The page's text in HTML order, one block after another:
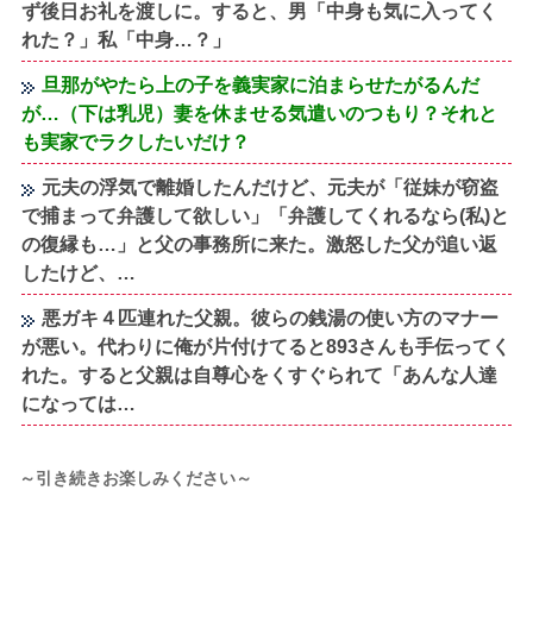
ず後日お礼を渡しに。すると、男「中身も気に入ってく
れた？」私「中身…？」
旦那がやたら上の子を義実家に泊まらせたがるんだ
が…（下は乳児）妻を休ませる気遣いのつもり？それと
も実家でラクしたいだけ？
元夫の浮気で離婚したんだけど、元夫が「従妹が窃盗
で捕まって弁護して欲しい」「弁護してくれるなら(私)と
の復縁も…」と父の事務所に来た。激怒した父が追い返
したけど、…
悪ガキ４匹連れた父親。彼らの銭湯の使い方のマナー
が悪い。代わりに俺が片付けてると893さんも手伝ってく
れた。すると父親は自尊心をくすぐられて「あんな人達
になっては…
～引き続きお楽しみください～